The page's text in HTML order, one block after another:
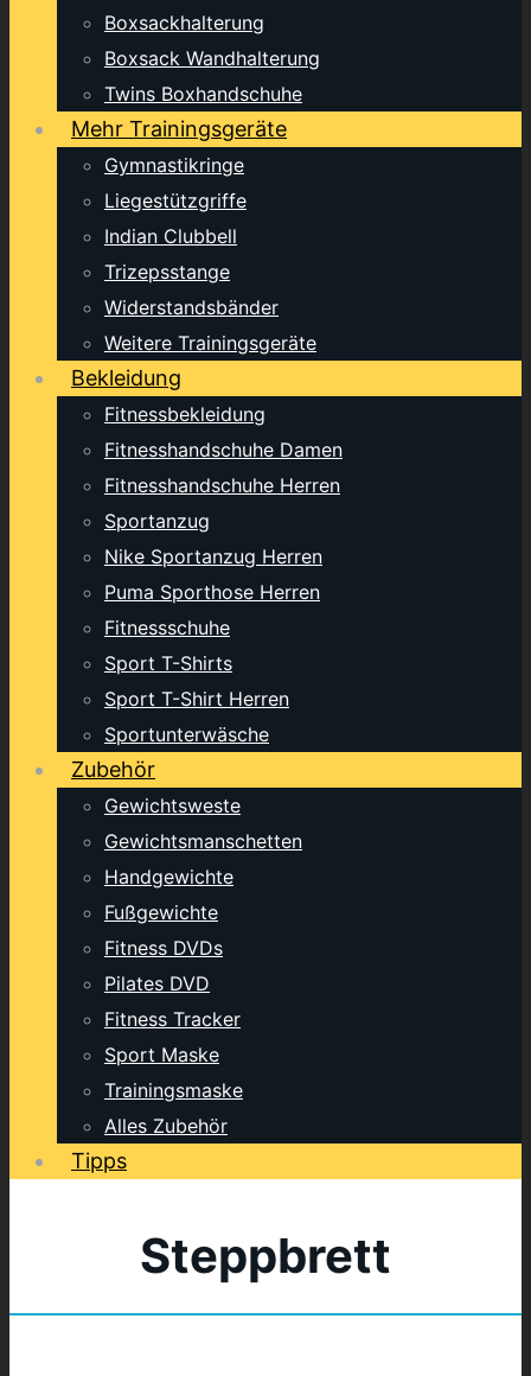
Boxsackhalterung
Boxsack Wandhalterung
Twins Boxhandschuhe
Mehr Trainingsgeräte
Gymnastikringe
Liegestützgriffe
Indian Clubbell
Trizepsstange
Widerstandsbänder
Weitere Trainingsgeräte
Bekleidung
Fitnessbekleidung
Fitnesshandschuhe Damen
Fitnesshandschuhe Herren
Sportanzug
Nike Sportanzug Herren
Puma Sporthose Herren
Fitnessschuhe
Sport T-Shirts
Sport T-Shirt Herren
Sportunterwäsche
Zubehör
Gewichtsweste
Gewichtsmanschetten
Handgewichte
Fußgewichte
Fitness DVDs
Pilates DVD
Fitness Tracker
Sport Maske
Trainingsmaske
Alles Zubehör
Tipps
Steppbrett